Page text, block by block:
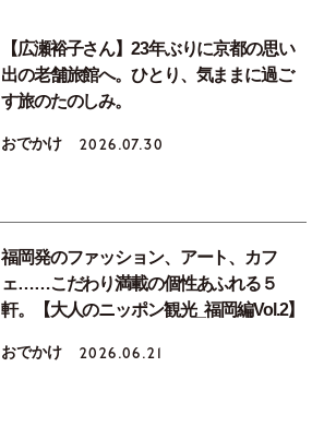
【広瀬裕子さん】23年ぶりに京都の思い
出の老舗旅館へ。ひとり、気ままに過ご
す旅のたのしみ。
おでかけ 2026.07.30
福岡発のファッション、アート、カフ
ェ……こだわり満載の個性あふれる５
軒。【大人のニッポン観光_福岡編Vol.2】
おでかけ 2026.06.21